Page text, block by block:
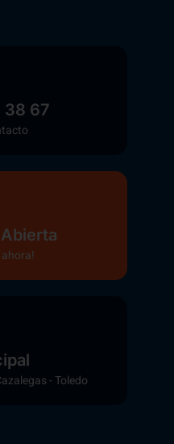
38 67
- Toledo